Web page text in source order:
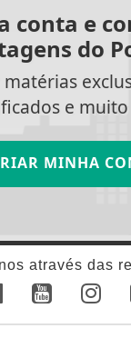
conta e
do
e
MINHA
através das